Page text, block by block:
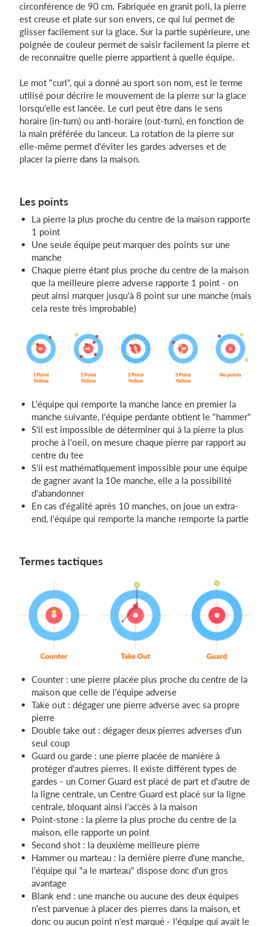
circonférence de 90 cm. Fabriquée en granit poli, la pierre
est creuse et plate sur son envers, ce qui lui permet de
glisser facilement sur la glace. Sur la partie supérieure, une
poignée de couleur permet de saisir facilement la pierre et
de reconnaitre quelle pierre appartient à quelle équipe.
Le mot "curl", qui a donné au sport son nom, est le terme
utilisé pour décrire le mouvement de la pierre sur la glace
lorsqu'elle est lancée. Le curl peut être dans le sens
horaire (in-turn) ou anti-horaire (out-turn), en fonction de
la main préférée du lanceur. La rotation de la pierre sur
elle-même permet d'éviter les gardes adverses et de
placer la pierre dans la maison.
Les points
La pierre la plus proche du centre de la maison rapporte
1 point
Une seule équipe peut marquer des points sur une
manche
Chaque pierre étant plus proche du centre de la maison
que la meilleure pierre adverse rapporte 1 point - on
peut ainsi marquer jusqu'à 8 point sur une manche (mais
cela reste très improbable)
L'équipe qui remporte la manche lance en premier la
manche suivante, l'équipe perdante obtient le "hammer"
S'il est impossible de déterminer qui à la pierre la plus
proche à l'oeil, on mesure chaque pierre par rapport au
centre du tee
S'il est mathématiquement impossible pour une équipe
de gagner avant la 10e manche, elle a la possibilité
d'abandonner
En cas d'égalité après 10 manches, on joue un extra-
end, l'équipe qui remporte la manche remporte la partie
Termes tactiques
Counter : une pierre placée plus proche du centre de la
maison que celle de l'équipe adverse
Take out : dégager une pierre adverse avec sa propre
pierre
Double take out : dégager deux pierres adverses d'un
seul coup
Guard ou garde : une pierre placée de manière à
protéger d'autres pierres. Il existe différent types de
gardes - un Corner Guard est placé de part et d'autre de
la ligne centrale, un Centre Guard est placé sur la ligne
centrale, bloquant ainsi l'accès à la maison
Point-stone : la pierre la plus proche du centre de la
maison, elle rapporte un point
Second shot : la deuxième meilleure pierre
Hammer ou marteau : la dernière pierre d'une manche,
l'équipe qui "a le marteau" dispose donc d'un gros
avantage
Blank end : une manche ou aucune des deux équipes
n'est parvenue à placer des pierres dans la maison, et
donc ou aucun point n'est marqué - l'équipe qui avait le